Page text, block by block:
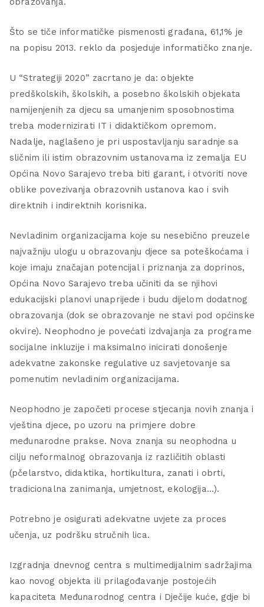
Što se tiče informatičke pismenosti građana, 61,1% je
na popisu 2013. reklo da posjeduje informatičko znanje.
U “Strategiji 2020” zacrtano je da: objekte
predškolskih, školskih, a posebno školskih objekata
namijenjenih za djecu sa umanjenim sposobnostima
treba modernizirati IT i didaktičkom opremom.
Nadalje, naglašeno je pri uspostavljanju saradnje sa
sličnim ili istim obrazovnim ustanovama iz zemalja EU
Općina Novo Sarajevo treba biti garant, i otvoriti nove
oblike povezivanja obrazovnih ustanova kao i svih
direktnih i indirektnih korisnika.
Nevladinim organizacijama koje su nesebično preuzele
najvažniju ulogu u obrazovanju djece sa poteškoćama i
koje imaju značajan potencijal i priznanja za doprinos,
Općina Novo Sarajevo treba učiniti da se njihovi
edukacijski planovi unaprijede i budu dijelom dodatnog
obrazovanja (dok se obrazovanje ne stavi pod općinske
okvire). Neophodno je povećati izdvajanja za programe
socijalne inkluzije i maksimalno inicirati donošenje
adekvatne zakonske regulative uz savjetovanje sa
pomenutim nevladinim organizacijama.
Neophodno je započeti procese stjecanja novih znanja i
vještina djece, po uzoru na primjere dobre
međunarodne prakse. Nova znanja su neophodna u
cilju neformalnog obrazovanja iz različitih oblasti
(pčelarstvo, didaktika, hortikultura, zanati i obrti,
tradicionalna zanimanja, umjetnost, ekologija…).
Potrebno je osigurati adekvatne uvjete za proces
učenja, uz podršku stručnih lica.
Izgradnja dnevnog centra s multimedijalnim sadržajima
kao novog objekta ili prilagođavanje postojećih
kapaciteta Međunarodnog centra i Dječije kuće, gdje bi